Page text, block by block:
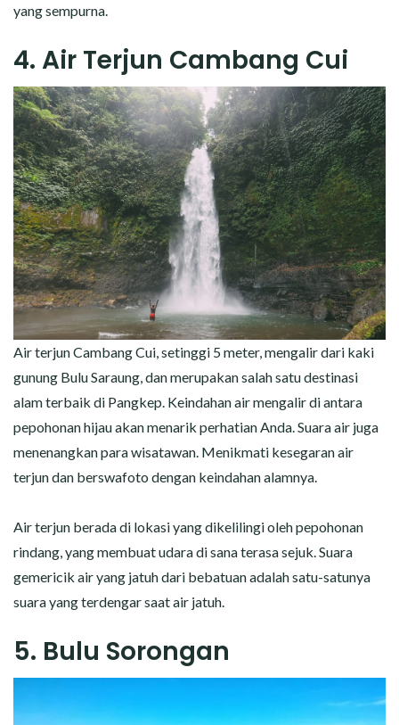
yang sempurna.
4. Air Terjun Cambang Cui
Air terjun Cambang Cui, setinggi 5 meter, mengalir dari kaki
gunung Bulu Saraung, dan merupakan salah satu destinasi
alam terbaik di Pangkep. Keindahan air mengalir di antara
pepohonan hijau akan menarik perhatian Anda. Suara air juga
menenangkan para wisatawan. Menikmati kesegaran air
terjun dan berswafoto dengan keindahan alamnya.
Air terjun berada di lokasi yang dikelilingi oleh pepohonan
rindang, yang membuat udara di sana terasa sejuk. Suara
gemericik air yang jatuh dari bebatuan adalah satu-satunya
suara yang terdengar saat air jatuh.
5. Bulu Sorongan